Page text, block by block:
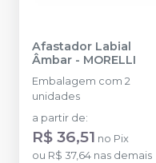
Afastador Labial
Âmbar - MORELLI
Embalagem com 2
unidades
a partir de:
R$ 36,51 no Pix
ou R$ 37,64 nas demais